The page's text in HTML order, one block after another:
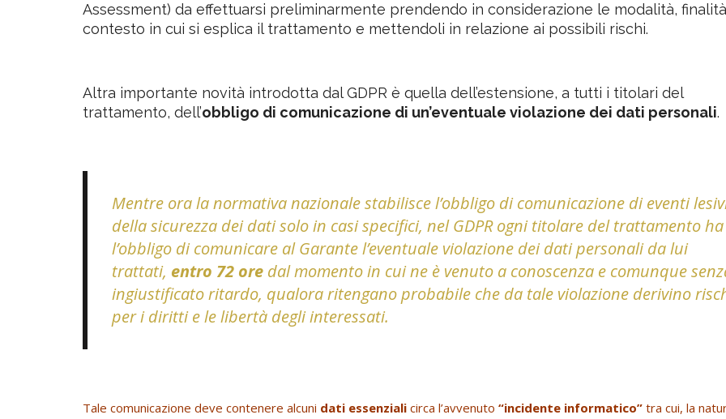
Assessment) da effettuarsi preliminarmente prendendo in considerazione le modalità,
contesto in cui si esplica il trattamento e mettendoli in relazione ai possibili rischi.
Altra importante novità introdotta dal GDPR è quella dell’estensione, a tutti i titolari del
trattamento, dell’obbligo di comunicazione di un’eventuale violazione dei dati personali.
Mentre ora la normativa nazionale stabilisce l’obbligo di comunicazione di eventi
della sicurezza dei dati solo in casi specifici, nel GDPR ogni titolare del trattamento ha
l’obbligo di comunicare al Garante l’eventuale violazione dei dati personali da lui
trattati, entro 72 ore dal momento in cui ne è venuto a conoscenza e comunque
ingiustificato ritardo, qualora ritengano probabile che da tale violazione derivino
per i diritti e le libertà degli interessati.
Tale comunicazione deve contenere alcuni dati essenziali circa l’avvenuto “incidente informatico” tra cui, la